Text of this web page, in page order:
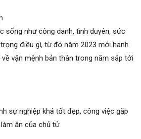
sống như công danh, tình duyên, sức
điều gì, từ đó năm 2023 mới hanh
vận mệnh bản thân trong năm sắp tới
sự nghiệp khá tốt đẹp, công việc gặp
ăn của chủ tử.